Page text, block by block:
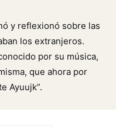
y reflexionó sobre las
los extranjeros.
por su música,
que ahora por
Ayuujk”.